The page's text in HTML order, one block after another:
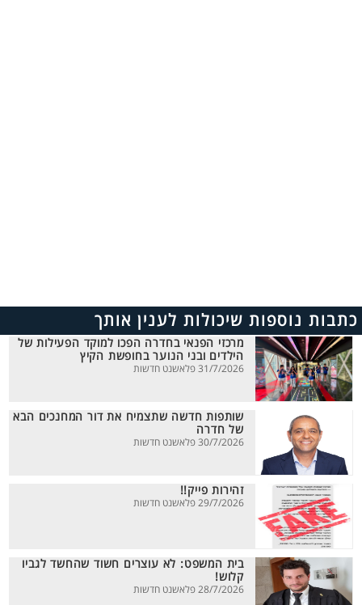
כתבות נוספות שיכולות לענין אותך
מרכזי הפנאי בחדרה הפכו למוקד הפעילות של
הילדים ובני הנוער בחופשת הקיץ
31/7/2026 פלאשנט חדשות
שותפות חדשה שתצמיח את דור המחנכים הבא
של חדרה
30/7/2026 פלאשנט חדשות
זהירות פייק!!
29/7/2026 פלאשנט חדשות
בית המשפט: לא עוצרים חשוד שהחשד לגביו
קלוש!
28/7/2026 פלאשנט חדשות